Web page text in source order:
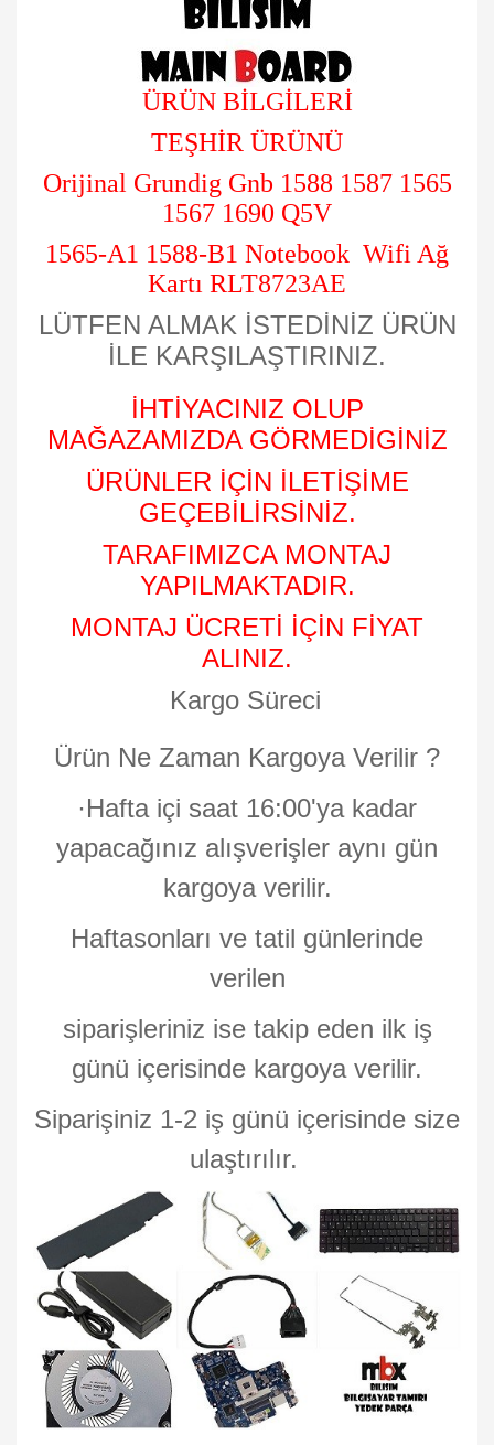
ÜRÜN BİLGİLERİ
TEŞHİR ÜRÜNÜ
Orijinal Grundig Gnb 1588 1587 1565
1567 1690 Q5V
1565-A1 1588-B1 Notebook Wifi Ağ
Kartı RLT8723AE
LÜTFEN ALMAK İSTEDİNİZ ÜRÜN
İLE KARŞILAŞTIRINIZ.
İHTİYACINIZ OLUP
MAĞAZAMIZDA GÖRMEDİGİNİZ
ÜRÜNLER İÇİN İLETİŞİME
GEÇEBİLİRSİNİZ.
TARAFIMIZCA MONTAJ
YAPILMAKTADIR.
MONTAJ ÜCRETİ İÇİN FİYAT
ALINIZ.
Kargo Süreci
Ürün Ne Zaman Kargoya Verilir ?
·Hafta içi saat 16:00'ya kadar
yapacağınız alışverişler aynı gün
kargoya verilir.
Haftasonları ve tatil günlerinde
verilen
siparişleriniz ise takip eden ilk iş
günü içerisinde kargoya verilir.
Siparişiniz 1-2 iş günü içerisinde size
ulaştırılır.